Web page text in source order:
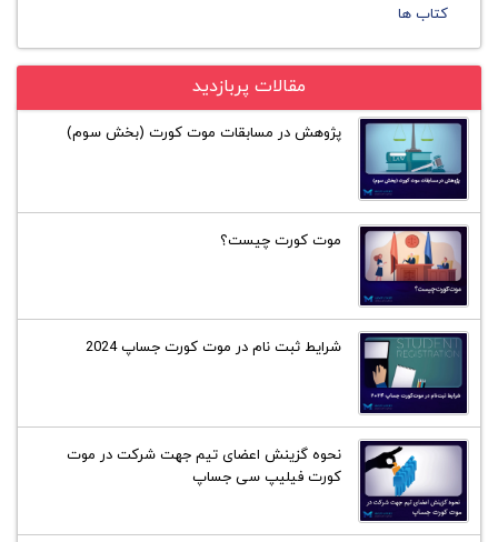
کتاب ها
مقالات پربازدید
پژوهش در مسابقات موت کورت (بخش سوم)
موت کورت چیست؟
شرایط ثبت نام در موت کورت جساپ 2024
نحوه گزینش اعضای تیم جهت شرکت در موت
کورت فیلیپ سی جساپ